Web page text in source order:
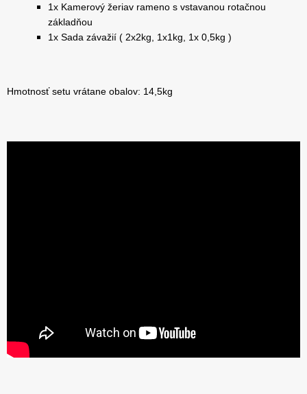
1x Kamerový žeriav rameno s vstavanou rotačnou
základňou
1x Sada závažií ( 2x2kg, 1x1kg, 1x 0,5kg )
Hmotnosť setu vrátane obalov: 14,5kg